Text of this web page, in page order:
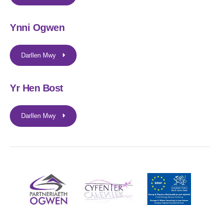
Ynni Ogwen
Darllen Mwy
Yr Hen Bost
Darllen Mwy